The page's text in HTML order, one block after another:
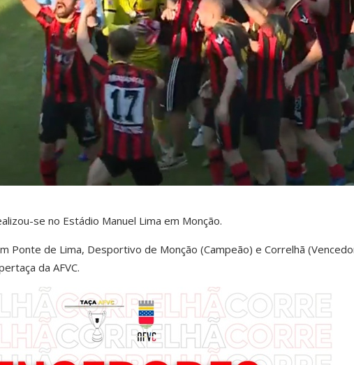
se no Estádio Manuel Lima em Monção.
Ponte de Lima, Desportivo de Monção (Campeão) e Correlhã
da AFVC.